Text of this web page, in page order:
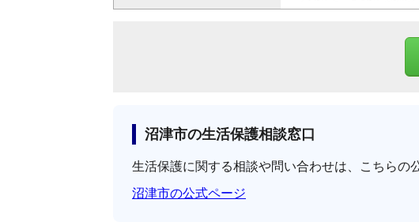
沼津市の生活保護相談窓口
生活保護に関する相談や問い合わせは、こちらの
沼津市の公式ページ